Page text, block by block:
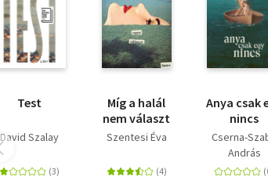
Test
David Szalay
Míg a halál
nem választ
Szentesi Éva
Anya csak
nincs
Cserna-
András